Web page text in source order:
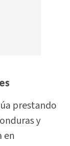
prestando
y
en